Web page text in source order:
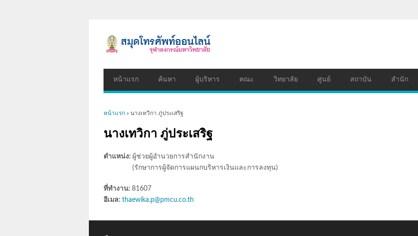
หน้าแรก ค้นหา ผู้บริหาร คณะ วิทยาลัย ศูนย์ สถาบัน สำนัก
คุณอยู่ที่นี่
หน้าแรก » นางเทวิกา ภู่ประเสริฐ
นางเทวิกา ภู่ประเสริฐ
ตำแหน่ง: ผู้ช่วยผู้อำนวยการสำนักงาน
(รักษาการผู้จัดการแผนกบริหารเงินและการลงทุน)
ที่ทำงาน: 81607
อีเมล: thaewika.p@pmcu.co.th